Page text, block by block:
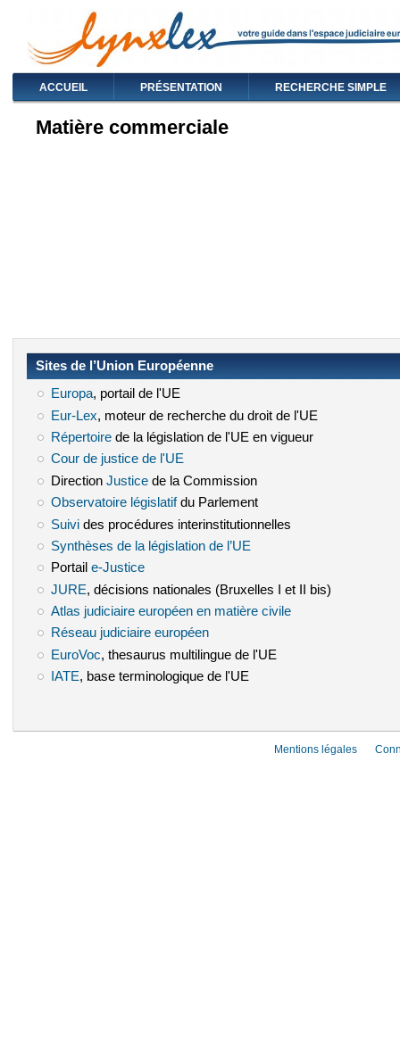
ACCUEIL PRÉSENTATION RECHERCHE SIMPLE
Matière commerciale
Sites de l’Union Européenne
Europa(le lien est externe)
, portail de l'UE
Eur-Lex (le lien est externe)
, moteur de recherche du droit de l'UE
Répertoire(le lien est externe)
de la législation de l'UE en vigueur
Cour de justice de l'UE
Direction Justice(le lien est externe)
de la Commission
Observatoire législatif(le lien est externe)
du Parlement
Suivi(le lien est externe)
des procédures interinstitutionnelles
Synthèses de la législation de l’UE
Portail e-Justice(le lien est externe)
JURE (le lien est externe)
, décisions nationales (Bruxelles I et II bis)
Atlas judiciaire européen en matière civile(le lien est externe)
Réseau judiciaire européen(le lien est externe)
EuroVoc (le lien est externe)
, thesaurus multilingue de l'UE
IATE(le lien est externe)
, base terminologique de l'UE
Mentions légales